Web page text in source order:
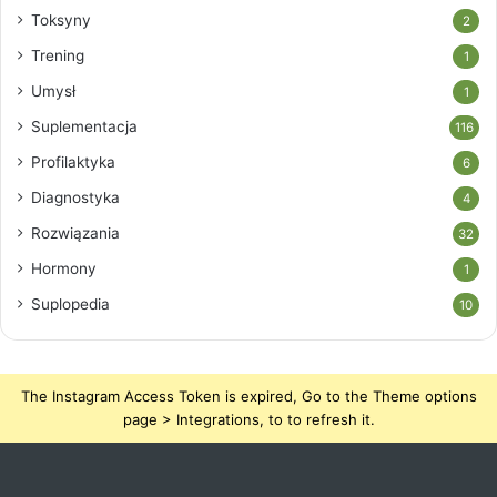
Toksyny 2
Trening 1
Umysł 1
Suplementacja 116
Profilaktyka 6
Diagnostyka 4
Rozwiązania 32
Hormony 1
Suplopedia 10
The Instagram Access Token is expired, Go to the Theme options
page > Integrations, to to refresh it.